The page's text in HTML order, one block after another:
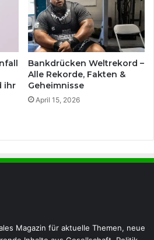
ihr
Bankdrücken Weltrekord –
Alle Rekorde, Fakten &
Geheimnisse
April 15, 2026
Magazin für aktuelle Themen, neue